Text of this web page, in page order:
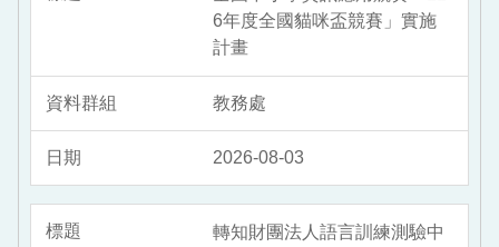
6年度全國貓咪盃競賽」實施
計畫
教務處
2026-08-03
轉知財團法人語言訓練測驗中